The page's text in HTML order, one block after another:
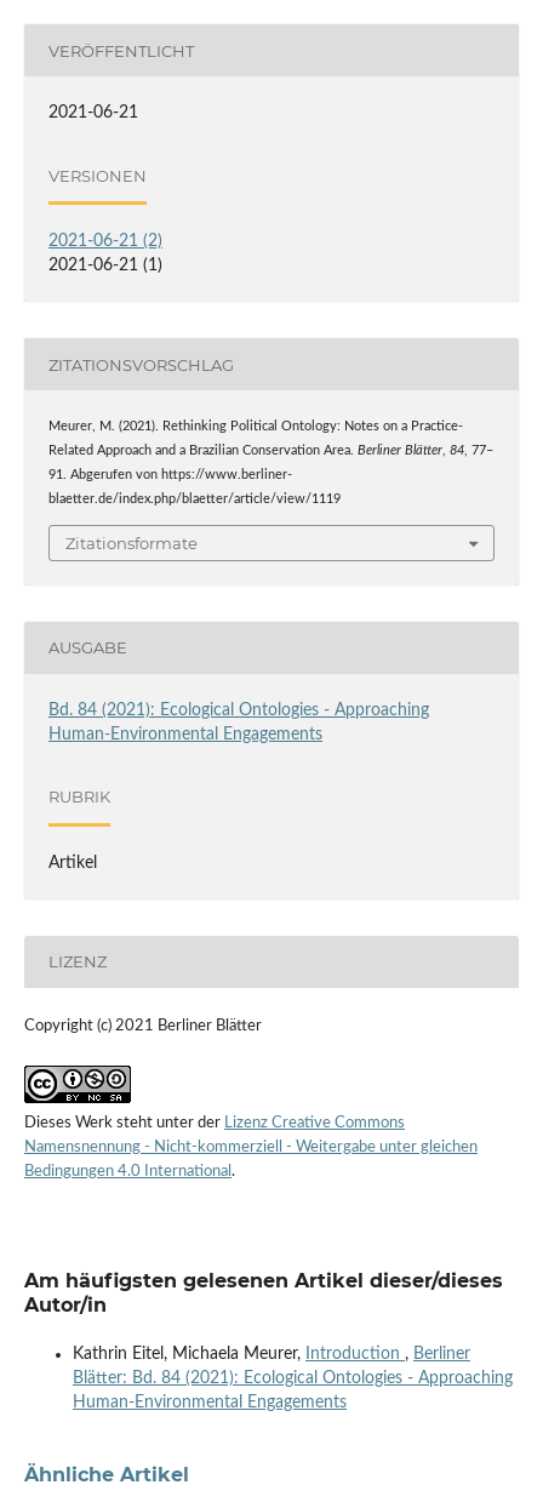
VERÖFFENTLICHT
2021-06-21
VERSIONEN
2021-06-21 (2)
2021-06-21 (1)
ZITATIONSVORSCHLAG
Meurer, M. (2021). Rethinking Political Ontology: Notes on a Practice-
Related Approach and a Brazilian Conservation Area. Berliner Blätter, 84, 77–
91. Abgerufen von https://www.berliner-
blaetter.de/index.php/blaetter/article/view/1119
Zitationsformate
AUSGABE
Bd. 84 (2021): Ecological Ontologies - Approaching
Human-Environmental Engagements
RUBRIK
Artikel
LIZENZ
Copyright (c) 2021 Berliner Blätter
Dieses Werk steht unter der Lizenz Creative Commons
Namensnennung - Nicht-kommerziell - Weitergabe unter gleichen
Bedingungen 4.0 International .
Am häufigsten gelesenen Artikel dieser/dieses
Autor/in
Kathrin Eitel, Michaela Meurer, Introduction , Berliner
Blätter: Bd. 84 (2021): Ecological Ontologies - Approaching
Human-Environmental Engagements
Ähnliche Artikel